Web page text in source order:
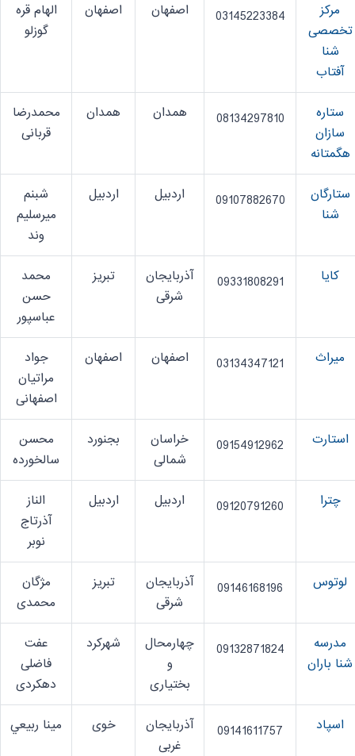
مرکز
تخصصی
شنا
آفتاب
03145223384 اصفهان اصفهان
الهام قره
گوزلو
ستاره
سازان
هگمتانه
08134297810 همدان همدان
محمدرضا
قربانی
ستارگان
شنا
09107882670 اردبیل اردبیل
شبنم
میرسلیم
وند
کایا 09331808291
آذربایجان
شرقی
تبریز
محمد
حسن
عباسپور
میراث 03134347121 اصفهان اصفهان
جواد
مراتیان
اصفهانی
استارت 09154912962
خراسان
شمالی
بجنورد
محسن
سالخورده
چترا 09120791260 اردبیل اردبیل
الناز
آذرتاج
نوبر
لوتوس 09146168196
آذربایجان
شرقی
تبریز
مژگان
محمدی
مدرسه
شنا باران
09132871824
چهارمحال
و
بختیاری
شهرکرد
عفت
فاضلی
دهکردی
اسپاد 09141611757
آذربایجان
غربی
خوی مينا ربيعي